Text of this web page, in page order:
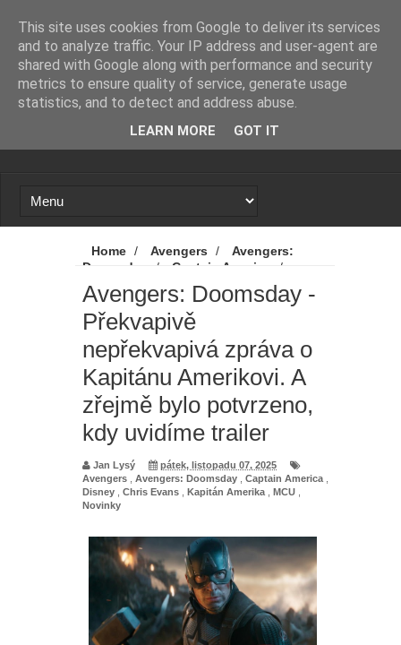
Loading...
Home / Avengers /
Avengers:
Doomsday
/ Captain America
/
Disney
Chris Evans
Kapitán
Amerika / MCU / Novinky /
Avengers: Doomsday - Překvapivě
nepřekvapivá zpráva o Kapitánu Amerikovi. A
zřejmě bylo potvrzeno, kdy uvidíme trailer
Avengers: Doomsday -
Překvapivě
nepřekvapivá zpráva o
Kapitánu Amerikovi. A
zřejmě bylo potvrzeno,
kdy uvidíme trailer
Jan Lysý
pátek, listopadu 07, 2025
Avengers
Avengers: Doomsday Captain America
Disney
Chris Evans Kapitán Amerika MCU
Novinky
This site uses cookies from Google to deliver its services
and to analyze traffic. Your IP address and user-agent are
shared with Google along with performance and security
metrics to ensure quality of service, generate usage
statistics, and to detect and address abuse.
LEARN MORE GOT IT